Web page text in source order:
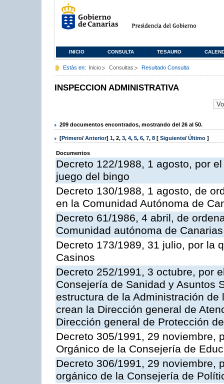
INICIO CONSULTA TESAURO
Estás en: Inicio Consultas Resultado Consulta
INSPECCION ADMINISTRATIVA
209 documentos encontrados, mostrando del 26 al 50.
[Primero/ Anterior] 1, 2, 3, 4, 5, 6, 7, 8 [ Siguiente/ Último ]
Documentos
Decreto 122/1988, 1 agosto, por
juego del bingo
Decreto 130/1988, 1 agosto, de
en la Comunidad Autónoma de
Decreto 61/1986, 4 abril, de
Comunidad autónoma de Canarias
Decreto 173/1989, 31 julio, por la
Casinos
Decreto 252/1991, 3 octubre, por
Consejería de Sanidad y Asuntos
estructura de la Administración
crean la Dirección general de
Dirección general de Protección
Decreto 305/1991, 29 noviembre,
Orgánico de la Consejería de
Decreto 306/1991, 29 noviembre,
orgánico de la Consejería de